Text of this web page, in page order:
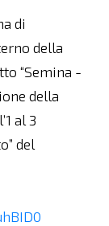
di
della
“Semina -
della
al 3
del